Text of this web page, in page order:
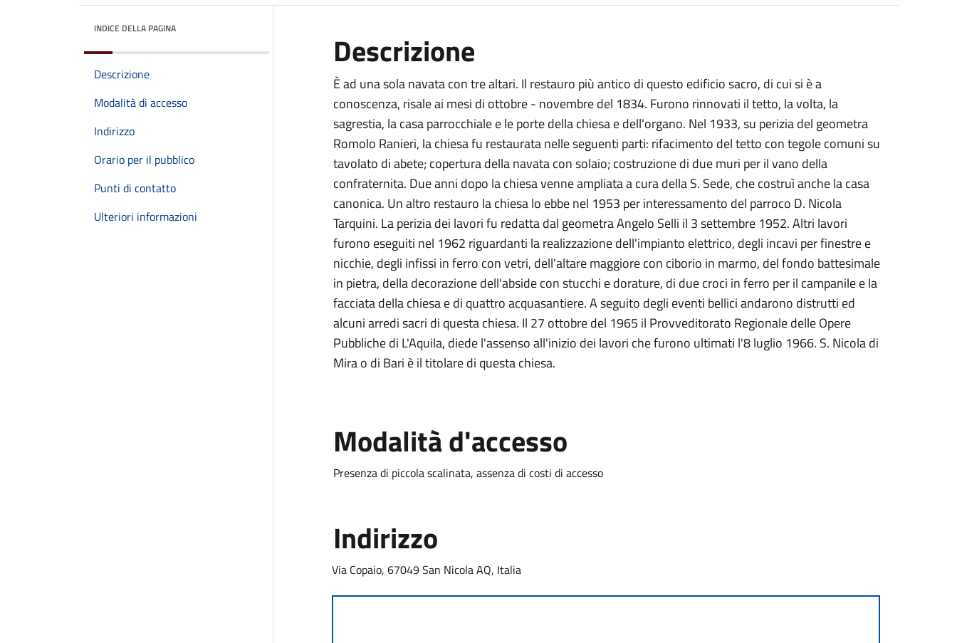
INDICE DELLA PAGINA
Descrizione
Modalità di accesso
Indirizzo
Orario per il pubblico
Punti di contatto
Ulteriori informazioni
Descrizione
È ad una sola navata con tre altari. Il restauro più antico di questo edificio sacro, di cui si è a
conoscenza, risale ai mesi di ottobre - novembre del 1834. Furono rinnovati il tetto, la volta, la
sagrestia, la casa parrocchiale e le porte della chiesa e dell'organo. Nel 1933, su perizia del geometra
Romolo Ranieri, la chiesa fu restaurata nelle seguenti parti: rifacimento del tetto con tegole comuni su
tavolato di abete; copertura della navata con solaio; costruzione di due muri per il vano della
confraternita. Due anni dopo la chiesa venne ampliata a cura della S. Sede, che costruì anche la casa
canonica. Un altro restauro la chiesa lo ebbe nel 1953 per interessamento del parroco D. Nicola
Tarquini. La perizia dei lavori fu redatta dal geometra Angelo Selli il 3 settembre 1952. Altri lavori
furono eseguiti nel 1962 riguardanti la realizzazione dell'impianto elettrico, degli incavi per finestre e
nicchie, degli infissi in ferro con vetri, dell'altare maggiore con ciborio in marmo, del fondo battesimale
in pietra, della decorazione dell'abside con stucchi e dorature, di due croci in ferro per il campanile e la
facciata della chiesa e di quattro acquasantiere. A seguito degli eventi bellici andarono distrutti ed
alcuni arredi sacri di questa chiesa. Il 27 ottobre del 1965 il Provveditorato Regionale delle Opere
Pubbliche di L'Aquila, diede l'assenso all'inizio dei lavori che furono ultimati l'8 luglio 1966. S. Nicola di
Mira o di Bari è il titolare di questa chiesa.
Modalità d'accesso
Presenza di piccola scalinata, assenza di costi di accesso
Indirizzo
Via Copaio, 67049 San Nicola AQ, Italia